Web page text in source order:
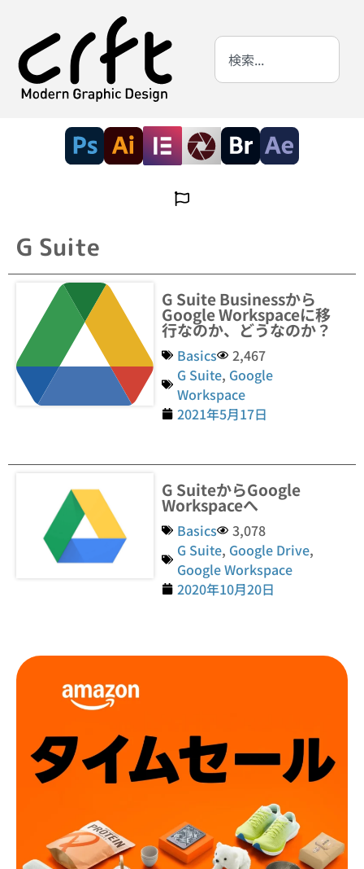
G Suite
G Suite Businessから
Google Workspaceに移
行なのか、どうなのか？
Basics
2,467
G Suite, Google
Workspace
2021年5月17日
G SuiteからGoogle
Workspaceへ
Basics
3,078
G Suite, Google Drive,
Google Workspace
2020年10月20日